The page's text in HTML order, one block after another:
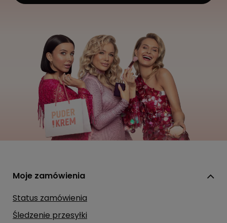
Moje zamówienia
Status zamówienia
Śledzenie przesyłki